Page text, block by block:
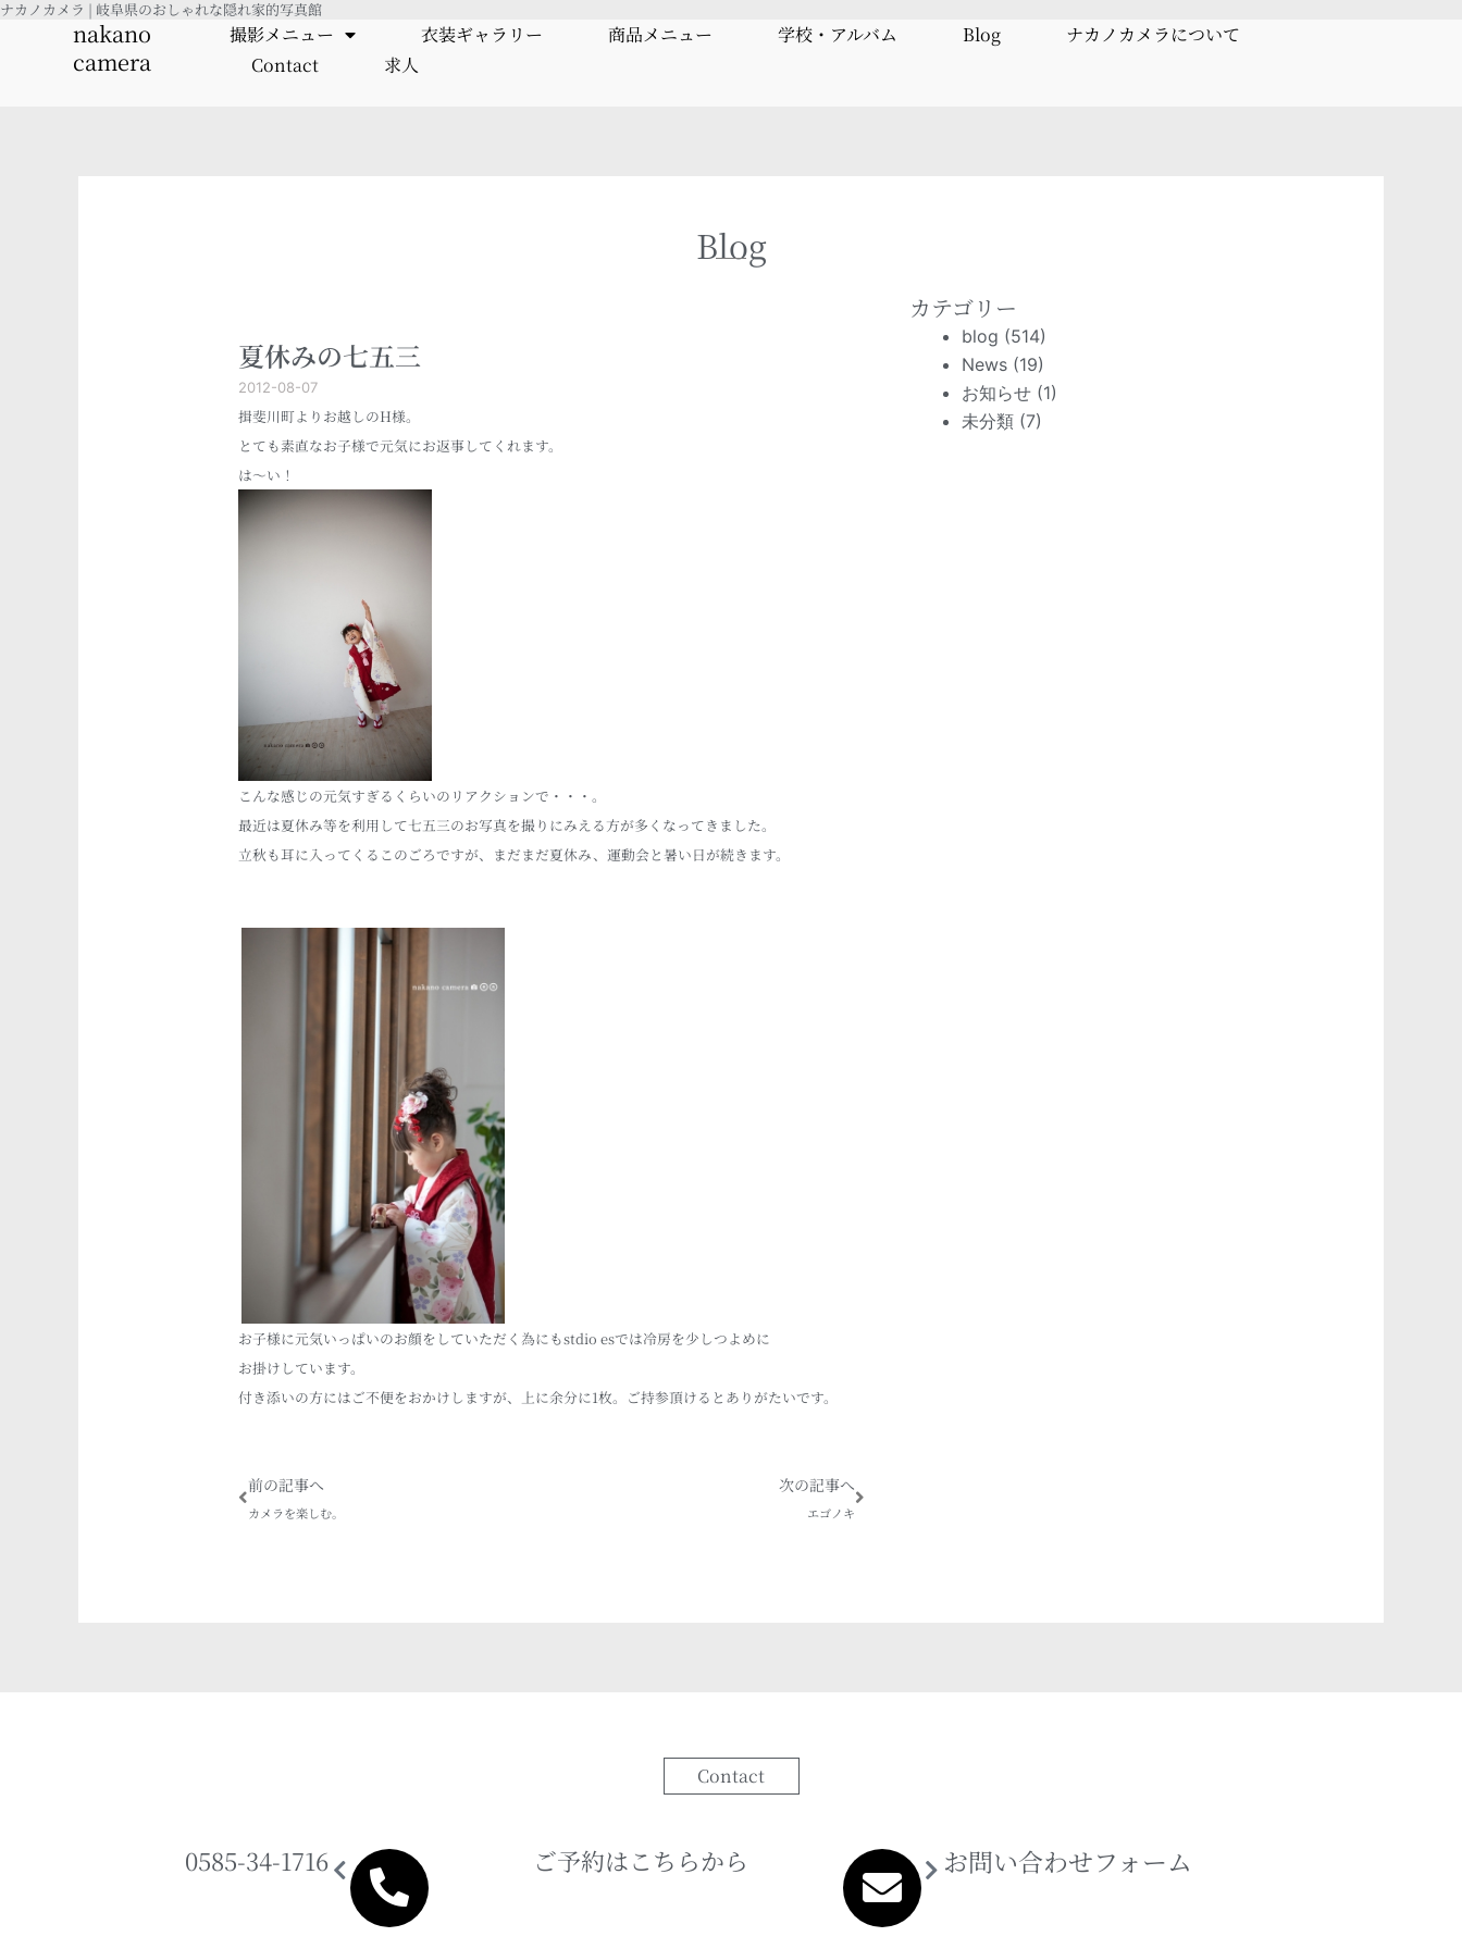
内
ナカノカメラ | 岐阜県のおしゃれな隠れ家的写真館
nakano
camera
撮影メニュー 衣装ギャラリー 商品メニュー 学校・アルバム Blog
ナカノカメラについて
Contact
求人
Blog
夏休みの七五三
2012-08-07
揖斐川町よりお越しのH様。
とても素直なお子様で元気にお返事してくれます。
は～い！
こんな感じの元気すぎるくらいのリアクションで・・・。
最近は夏休み等を利用して七五三のお写真を撮りにみえる方が多くなってきました。
立秋も耳に入ってくるこのごろですが、まだまだ夏休み、運動会と暑い日が続きます。
お子様に元気いっぱいのお顔をしていただく為にもstdio esでは冷房を少しつよめに
お掛けしています。
付き添いの方にはご不便をおかけしますが、上に余分に1枚。ご持参頂けるとありがたいです。
Prev
前の記事へ
カメラを楽しむ。
次の記事へ
エゴノキ
カテゴリー
blog (514)
News (19)
お知らせ (1)
未分類 (7)
Contact
0585-34-1716 ご予約はこちらから お問い合わせフォーム